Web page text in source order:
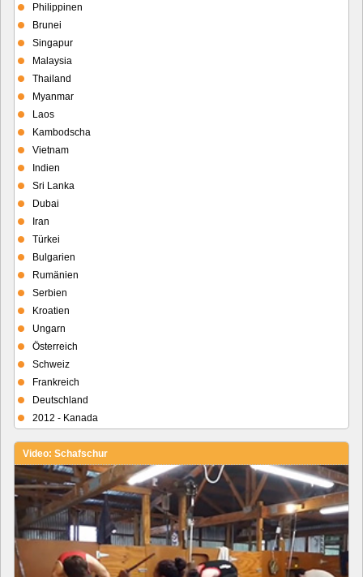
Philippinen
Brunei
Singapur
Malaysia
Thailand
Myanmar
Laos
Kambodscha
Vietnam
Indien
Sri Lanka
Dubai
Iran
Türkei
Bulgarien
Rumänien
Serbien
Kroatien
Ungarn
Österreich
Schweiz
Frankreich
Deutschland
2012 - Kanada
Video: Schafschur